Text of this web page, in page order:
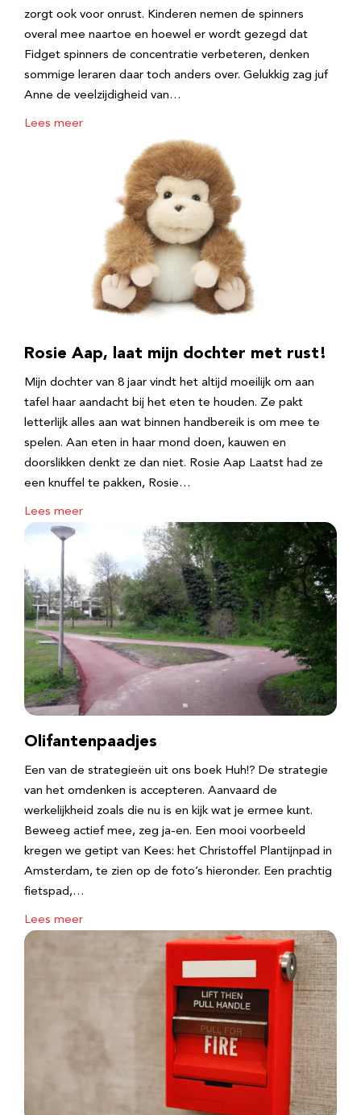
zorgt ook voor onrust. Kinderen nemen de spinners
overal mee naartoe en hoewel er wordt gezegd dat
Fidget spinners de concentratie verbeteren, denken
sommige leraren daar toch anders over. Gelukkig zag juf
Anne de veelzijdigheid van…
Lees meer
Rosie Aap, laat mijn dochter met rust!
Mijn dochter van 8 jaar vindt het altijd moeilijk om aan
tafel haar aandacht bij het eten te houden. Ze pakt
letterlijk alles aan wat binnen handbereik is om mee te
spelen. Aan eten in haar mond doen, kauwen en
doorslikken denkt ze dan niet. Rosie Aap Laatst had ze
een knuffel te pakken, Rosie…
Lees meer
Olifantenpaadjes
Een van de strategieën uit ons boek Huh!? De strategie
van het omdenken is accepteren. Aanvaard de
werkelijkheid zoals die nu is en kijk wat je ermee kunt.
Beweeg actief mee, zeg ja-en. Een mooi voorbeeld
kregen we getipt van Kees: het Christoffel Plantijnpad in
Amsterdam, te zien op de foto’s hieronder. Een prachtig
fietspad,…
Lees meer